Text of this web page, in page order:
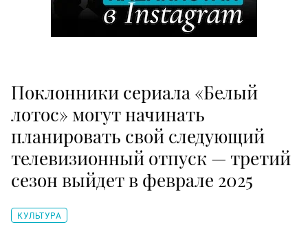
Поклонники сериала «Белый
лотос» могут начинать
планировать свой следующий
телевизионный отпуск — третий
сезон выйдет в феврале 2025
КУЛЬТУРА